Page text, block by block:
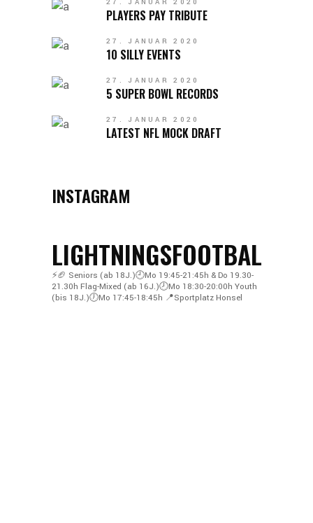
PLAYERS PAY TRIBUTE
27. JANUAR 2020
10 SILLY EVENTS
27. JANUAR 2020
5 SUPER BOWL RECORDS
27. JANUAR 2020
LATEST NFL MOCK DRAFT
INSTAGRAM
LIGHTNINGSFOOTBALL
⚡️🏈 Seniors (ab 18J.)🕘Mo 19:45-21:45h & Do 19.30-
21.30h Flag-Mixed (ab 16J.)🕗Mo 18:30-20:00h Youth
(bis 18J.)🕖Mo 17:45-18:45h 📍Sportplatz Honsel